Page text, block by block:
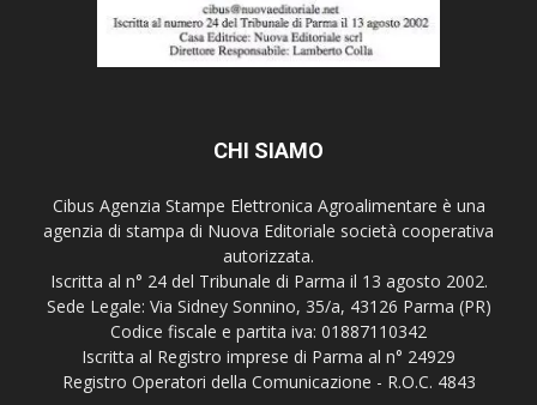
CHI SIAMO
Cibus Agenzia Stampe Elettronica Agroalimentare è una
agenzia di stampa di Nuova Editoriale società cooperativa
autorizzata.
Iscritta al n° 24 del Tribunale di Parma il 13 agosto 2002.
Sede Legale: Via Sidney Sonnino, 35/a, 43126 Parma (PR)
Codice fiscale e partita iva: 01887110342
Iscritta al Registro imprese di Parma al n° 24929
Registro Operatori della Comunicazione - R.O.C. 4843